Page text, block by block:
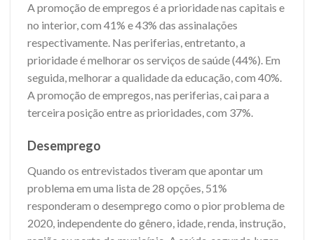
A promoção de empregos é a prioridade nas capitais e
no interior, com 41% e 43% das assinalações
respectivamente. Nas periferias, entretanto, a
prioridade é melhorar os serviços de saúde (44%). Em
seguida, melhorar a qualidade da educação, com 40%.
A promoção de empregos, nas periferias, cai para a
terceira posição entre as prioridades, com 37%.
Desemprego
Quando os entrevistados tiveram que apontar um
problema em uma lista de 28 opções, 51%
responderam o desemprego como o pior problema de
2020, independente do gênero, idade, renda, instrução,